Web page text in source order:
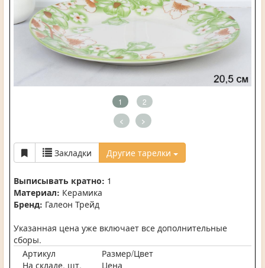
1 2
< >
Закладки Другие тарелки
Выписывать кратно: 1
Материал: Керамика
Бренд: Галеон Трейд
Указанная цена уже включает все дополнительные
сборы.
Артикул
Размер/Цвет
На складе, шт.
Цена